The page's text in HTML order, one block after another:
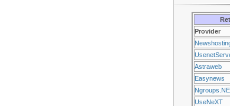
Provider
Astraweb
Easynews
UseNeXT